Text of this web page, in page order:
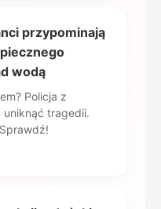
przypominają
wodą
Policja z
uniknąć tragedii.